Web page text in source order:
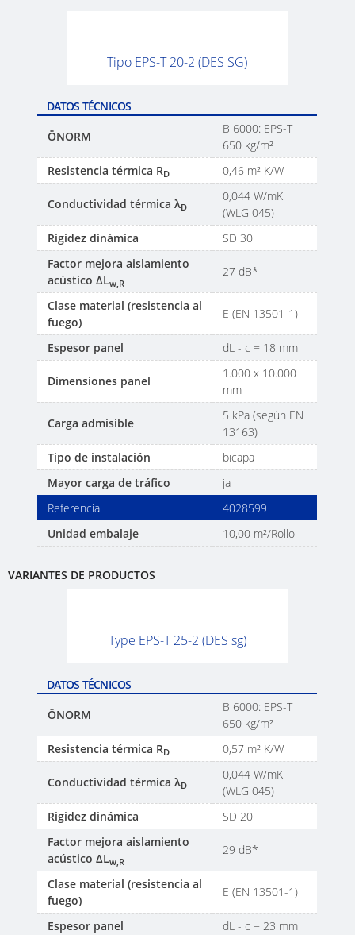
Tipo EPS-T 20-2 (DES SG)
DATOS TÉCNICOS
ÖNORM
B 6000: EPS-T
650 kg/m²
Resistencia térmica RD 0,46 m² K/W
Conductividad térmica λD
0,044 W/mK
(WLG 045)
Rigidez dinámica
SD 30
Factor mejora aislamiento
acústico ΔLw,R
27 dB*
Clase material (resistencia al
fuego)
E (EN 13501-1)
Espesor panel dL - c = 18 mm
Dimensiones panel
1.000 x 10.000
mm
Carga admisible
5 kPa (según EN
13163)
Tipo de instalación
bicapa
Mayor carga de tráfico
ja
Referencia
4028599
Unidad embalaje
10,00 m²/Rollo
VARIANTES DE PRODUCTOS
Type EPS-T 25-2 (DES sg)
DATOS TÉCNICOS
ÖNORM
B 6000: EPS-T
650 kg/m²
Resistencia térmica RD 0,57 m² K/W
Conductividad térmica λD
0,044 W/mK
(WLG 045)
Rigidez dinámica
SD 20
Factor mejora aislamiento
acústico ΔLw,R
29 dB*
Clase material (resistencia al
fuego)
E (EN 13501-1)
Espesor panel dL - c = 23 mm